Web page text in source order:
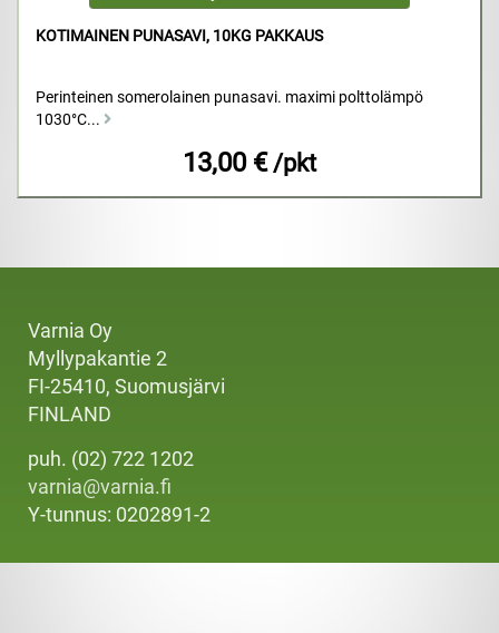
KOTIMAINEN PUNASAVI, 10KG PAKKAUS
Perinteinen somerolainen punasavi. maximi polttolämpö
1030°C...
13,00 € /pkt
Varnia Oy
Myllypakantie 2
FI-25410, Suomusjärvi
FINLAND
puh. (02) 722 1202
varnia@varnia.fi
Y-tunnus: 0202891-2